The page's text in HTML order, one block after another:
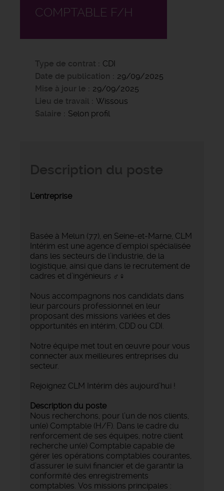
COMPTABLE F/H
Type de contrat
CDI
Date de publication
29/09/2025
Mise à jour le
29/09/2025
Lieu de travail
Wissous
Salaire
Selon profil
L'entreprise
Basée à Melun (77), en Seine-et-Marne, CLM
Intérim est une agence d’emploi spécialisée
dans les secteurs de l’industrie, de la
logistique, ainsi que dans le recrutement de
cadres et d’ingénieurs ‍♂️‍♀️
Nous accompagnons nos candidats dans
leur parcours professionnel en leur
proposant des missions variées et des
opportunités en intérim, CDD ou CDI.
Notre équipe met tout en œuvre pour vous
connecter aux meilleures entreprises du
secteur.
Rejoignez CLM Intérim dès aujourd’hui !
Description du poste
Nous recherchons, pour l’un de nos clients,
un(e) Comptable (H/F). Dans le cadre du
renforcement de ses équipes, notre client
recherche un(e) Comptable capable de
gérer les opérations comptables courantes,
d’assurer le suivi financier et de garantir la
conformité des enregistrements
comptables. Vos missions principales :